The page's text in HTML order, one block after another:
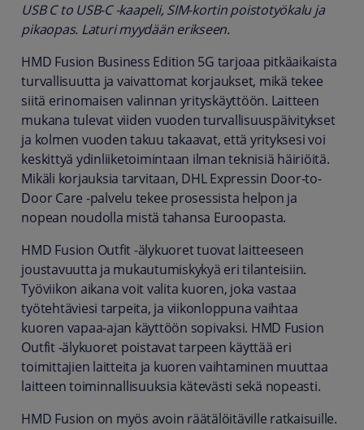
USB C to USB-C -kaapeli, SIM-kortin poistotyökalu ja
pikaopas. Laturi myydään erikseen.
HMD Fusion Business Edition 5G tarjoaa pitkäaikaista
turvallisuutta ja vaivattomat korjaukset, mikä tekee
siitä erinomaisen valinnan yrityskäyttöön. Laitteen
mukana tulevat viiden vuoden turvallisuuspäivitykset
ja kolmen vuoden takuu takaavat, että yrityksesi voi
keskittyä ydinliiketoimintaan ilman teknisiä häiriöitä.
Mikäli korjauksia tarvitaan, DHL Expressin Door-to-
Door Care -palvelu tekee prosessista helpon ja
nopean noudolla mistä tahansa Euroopasta.
HMD Fusion Outfit -älykuoret tuovat laitteeseen
joustavuutta ja mukautumiskykyä eri tilanteisiin.
Työviikon aikana voit valita kuoren, joka vastaa
työtehtäviesi tarpeita, ja viikonloppuna vaihtaa
kuoren vapaa-ajan käyttöön sopivaksi. HMD Fusion
Outfit -älykuoret poistavat tarpeen käyttää eri
toimittajien laitteita ja kuoren vaihtaminen muuttaa
laitteen toiminnallisuuksia kätevästi sekä nopeasti.
HMD Fusion on myös avoin räätälöitäville ratkaisuille.